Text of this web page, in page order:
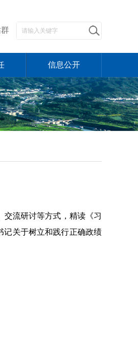
信息公开
流研讨等方式，精读《习
记关于树立和践行正确政绩